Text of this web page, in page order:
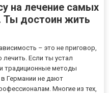
на лечение самых
Ты достоин жить
– это не приговор,
Если ты устал
традиционные методы
Германии не дают
Многие из тех,